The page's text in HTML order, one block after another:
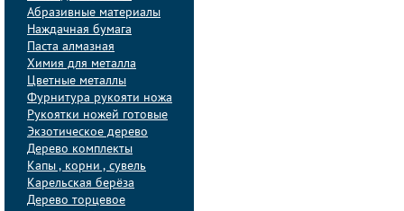
Абразивные материалы
Наждачная бумага
Паста алмазная
Химия для металла
Цветные металлы
Фурнитура рукояти ножа
Рукоятки ножей готовые
Экзотическое дерево
Дерево комплекты
Капы , корни , сувель
Карельская берёза
Дерево торцевое